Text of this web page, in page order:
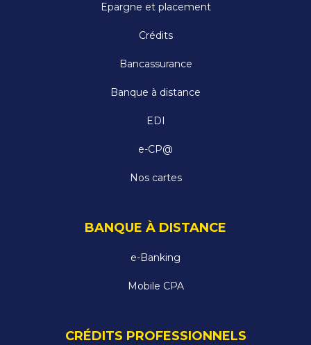
Epargne et placement
Crédits
Bancassurance
Banque à distance
EDI
e-CP@
Nos cartes
BANQUE À DISTANCE
e-Banking
Mobile CPA
CRÉDITS PROFESSIONNELS